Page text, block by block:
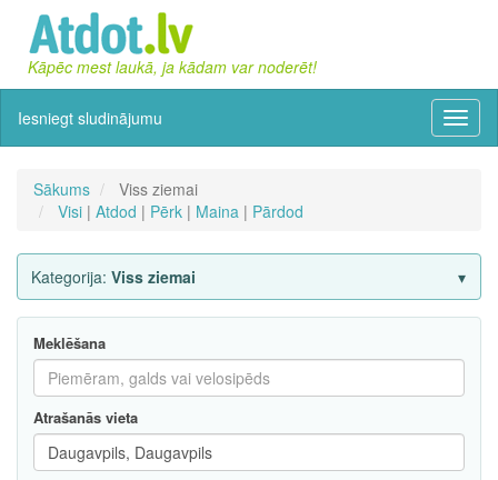
Kāpēc mest laukā, ja kādam var noderēt!
Iesniegt sludinājumu
Sākums
Viss ziemai
Visi | Atdod | Pērk | Maina | Pārdod
Kategorija: Viss ziemai
Meklēšana
Atrašanās vieta